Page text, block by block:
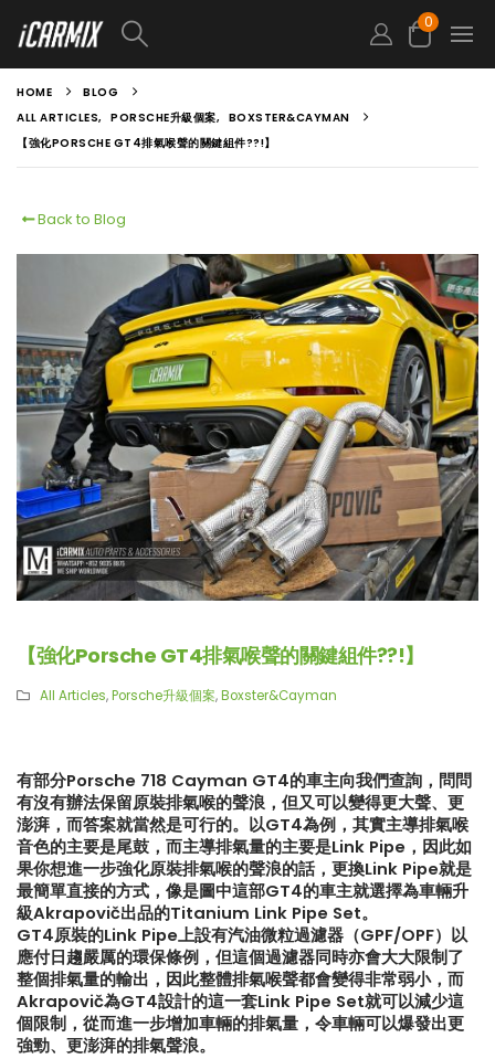
0
HOME
BLOG
ALL ARTICLES, PORSCHE升級個案, BOXSTER&CAYMAN
【強化PORSCHE GT4排氣喉聲的關鍵組件??!】
Back to Blog
【強化Porsche GT4排氣喉聲的關鍵組件??!】
All Articles,Porsche升級個案,Boxster&Cayman
有部分Porsche 718 Cayman GT4的車主向我們查詢，問問
有沒有辦法保留原裝排氣喉的聲浪，但又可以變得更大聲、更
澎湃，而答案就當然是可行的。以GT4為例，其實主導排氣喉
音色的主要是尾鼓，而主導排氣量的主要是Link Pipe，因此如
果你想進一步強化原裝排氣喉的聲浪的話，更換Link Pipe就是
最簡單直接的方式，像是圖中這部GT4的車主就選擇為車輛升
級Akrapovič出品的Titanium Link Pipe Set。
GT4原裝的Link Pipe上設有汽油微粒過濾器（GPF/OPF）以
應付日趨嚴厲的環保條例，但這個過濾器同時亦會大大限制了
整個排氣量的輸出，因此整體排氣喉聲都會變得非常弱小，而
Akrapovič為GT4設計的這一套Link Pipe Set就可以減少這
個限制，從而進一步增加車輛的排氣量，令車輛可以爆發出更
強勁、更澎湃的排氣聲浪。
【再向經典致敬!! Suzuki Jimny
XL化身迷你G-Class】
【打造一部更簡潔有力的Honda
Type-R FL5?!】
【真正碳為觀止!! McLaren
720S升級攻略】
【不能錯過的最新升級改